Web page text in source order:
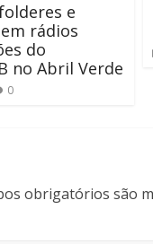
e
rádios
do
no Abril Verde
0
obrigatórios são